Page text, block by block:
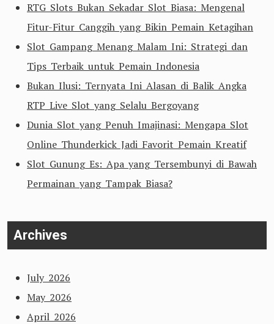
RTG Slots Bukan Sekadar Slot Biasa: Mengenal
Fitur-Fitur Canggih yang Bikin Pemain Ketagihan
Slot Gampang Menang Malam Ini: Strategi dan
Tips Terbaik untuk Pemain Indonesia
Bukan Ilusi: Ternyata Ini Alasan di Balik Angka
RTP Live Slot yang Selalu Bergoyang
Dunia Slot yang Penuh Imajinasi: Mengapa Slot
Online Thunderkick Jadi Favorit Pemain Kreatif
Slot Gunung Es: Apa yang Tersembunyi di Bawah
Permainan yang Tampak Biasa?
Archives
July 2026
May 2026
April 2026